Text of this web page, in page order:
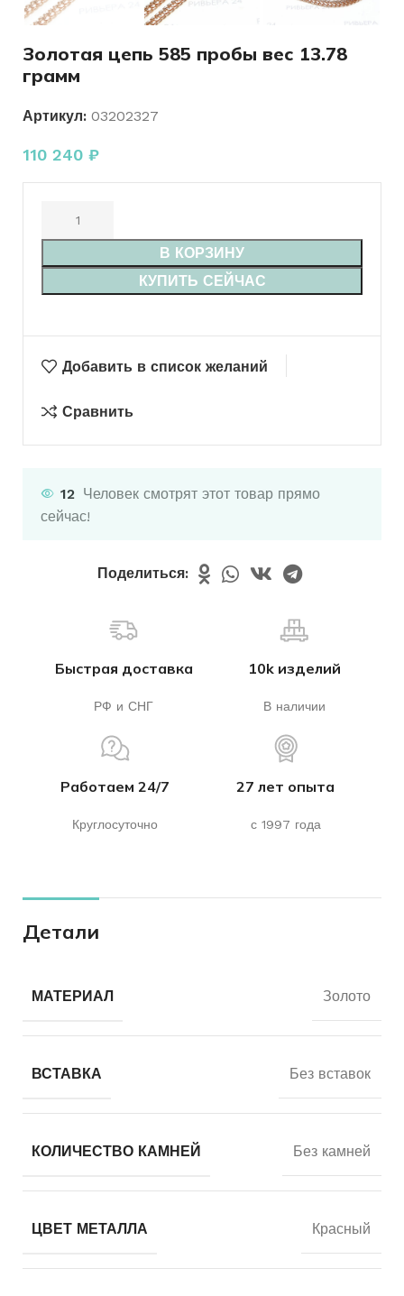
Золотая цепь 585 пробы вес 13.78
грамм
Артикул: 03202327
110 240 ₽
В КОРЗИНУ
КУПИТЬ СЕЙЧАС
Добавить в список желаний
Сравнить
12 Человек смотрят этот товар прямо
сейчас!
Поделиться:
Быстрая доставка
РФ и СНГ
10k изделий
В наличии
Работаем 24/7
Круглосуточно
27 лет опыта
с 1997 года
Детали
МАТЕРИАЛ Золото
ВСТАВКА Без вставок
КОЛИЧЕСТВО КАМНЕЙ Без камней
ЦВЕТ МЕТАЛЛА Красный